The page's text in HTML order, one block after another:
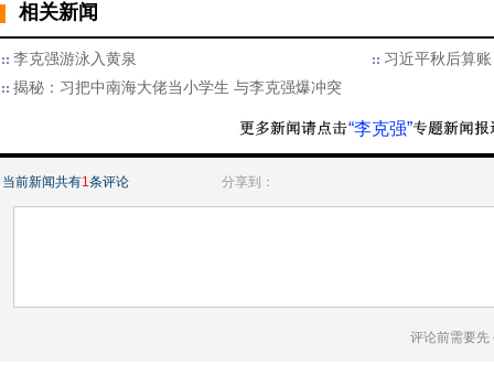
相关新闻
李克强游泳入黄泉
习近平秋后算
揭秘：习把中南海大佬当小学生 与李克强爆冲突
“李克强”
当前新闻共有1条评论 分享到：
评论前需要先